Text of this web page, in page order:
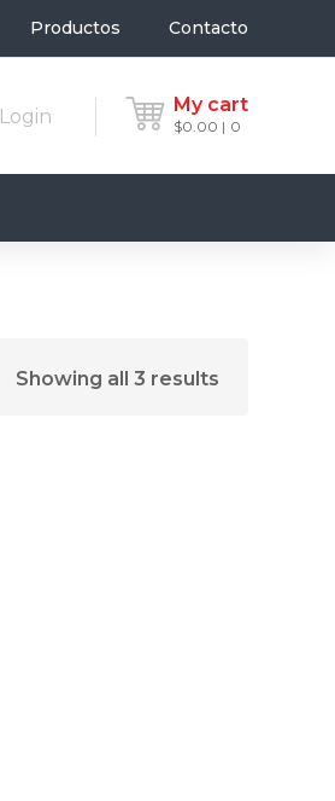
Productos Contacto
My cart
$0.00 0
Login
Showing all 3 results